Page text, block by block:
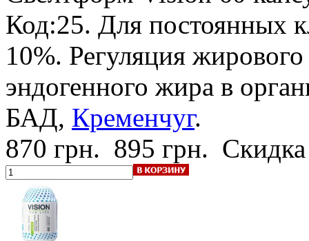
Код:25. Для постоянных
10%. Регуляция
эндогенного жира в
БАД, Кременчуг.
870 грн. 895 грн.